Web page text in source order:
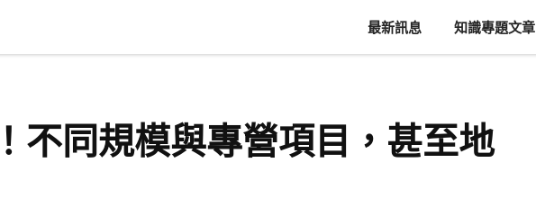
最新訊息 知識專題文章
不同規模與專營項目，甚至地